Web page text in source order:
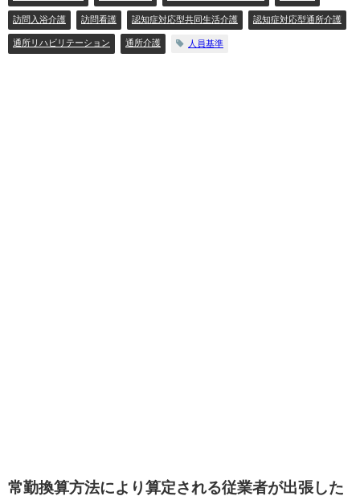
訪問入浴介護 訪問看護 認知症対応型共同生活介護 認知症対応型通所介護
通所リハビリテーション 通所介護 人員基準
常勤換算方法により算定される従業者が出張した